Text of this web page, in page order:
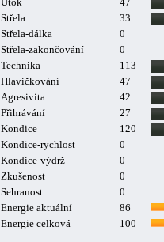
Střela
33
Střela-dálka
0
Střela-zakončování
0
Technika
113
Hlavičkování
47
Agresivita
42
Přihrávání
27
Kondice
120
Kondice-rychlost
0
Kondice-výdrž
0
Zkušenost
0
Sehranost
0
Energie aktuální
86
Energie celková
100